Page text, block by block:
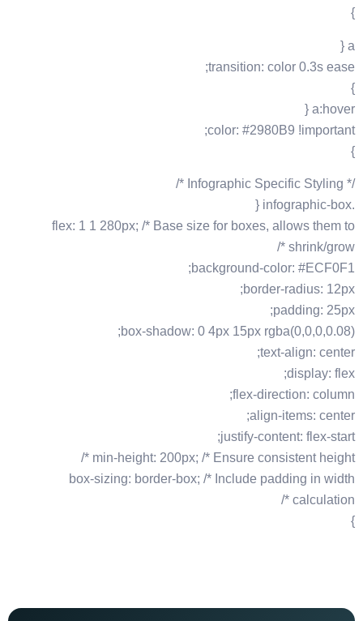
}
a {
transition: color 0.3s ease;
}
a:hover {
color: #2980B9 !important;
}
/* Infographic Specific Styling */
.infographic-box {
flex: 1 1 280px; /* Base size for boxes, allows them to
shrink/grow */
background-color: #ECF0F1;
border-radius: 12px;
padding: 25px;
box-shadow: 0 4px 15px rgba(0,0,0,0.08);
text-align: center;
display: flex;
flex-direction: column;
align-items: center;
justify-content: flex-start;
min-height: 200px; /* Ensure consistent height */
box-sizing: border-box; /* Include padding in width
calculation */
}